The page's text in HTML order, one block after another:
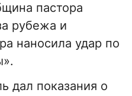
пастора
рубежа и
наносила удар по
дал показания о